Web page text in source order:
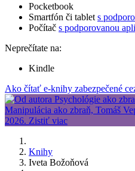
Pocketbook
Smartfón či tablet s
Počítač s podporovanou
Neprečítate na:
Kindle
Ako čítať e-knihy zabezpečené
Knihy
Iveta Božoňová